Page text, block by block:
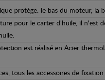
protège: le bas du moteur, la
pour le carter d'huile, il n'est
est réalisé en Acier
tous les accessoires de